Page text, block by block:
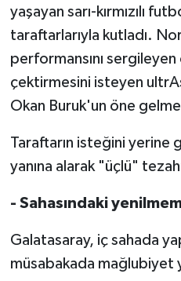
yaşayan sarı-kırmızılı
taraftarlarıyla kutladı.
performansını
çektirmesini isteyen
Okan Buruk'un öne
Taraftarın isteğini yerine
yanına alarak "üçlü"
- Sahasındaki
Galatasaray, iç sahada
müsabakada mağlubiyet